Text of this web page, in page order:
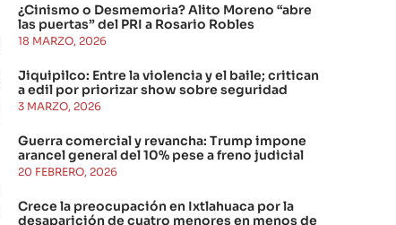
¿Cinismo o Desmemoria? Alito Moreno “abre
las puertas” del PRI a Rosario Robles
18 MARZO, 2026
Jiquipilco: Entre la violencia y el baile; critican
a edil por priorizar show sobre seguridad
3 MARZO, 2026
Guerra comercial y revancha: Trump impone
arancel general del 10% pese a freno judicial
20 FEBRERO, 2026
Crece la preocupación en Ixtlahuaca por la
desaparición de cuatro menores en menos de